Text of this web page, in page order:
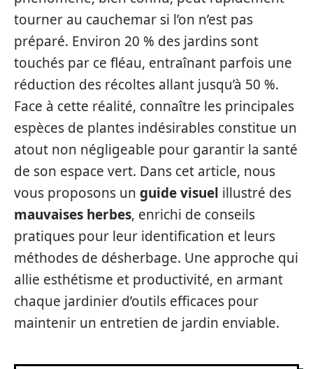
tourner au cauchemar si l’on n’est pas
préparé. Environ 20 % des jardins sont
touchés par ce fléau, entraînant parfois une
réduction des récoltes allant jusqu’à 50 %.
Face à cette réalité, connaître les principales
espèces de plantes indésirables constitue un
atout non négligeable pour garantir la santé
de son espace vert. Dans cet article, nous
vous proposons un guide visuel illustré des
mauvaises herbes, enrichi de conseils
pratiques pour leur identification et leurs
méthodes de désherbage. Une approche qui
allie esthétisme et productivité, en armant
chaque jardinier d’outils efficaces pour
maintenir un entretien de jardin enviable.